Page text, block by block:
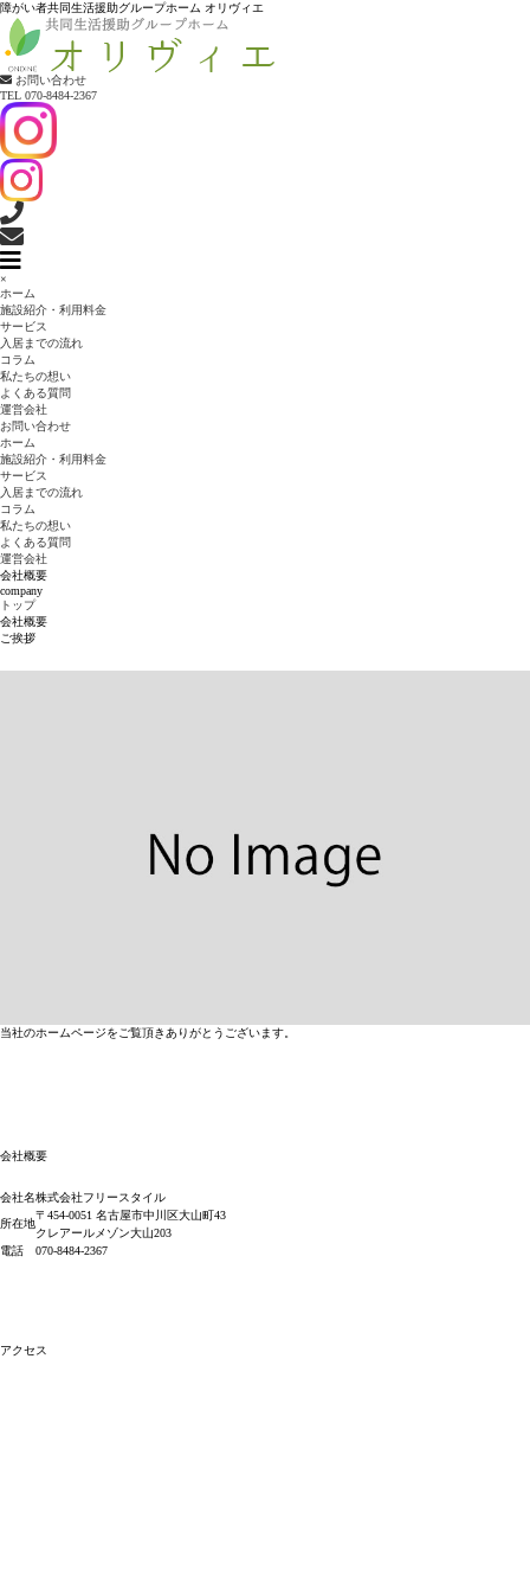
障がい者共同生活援助グループホーム オリヴィエ
お問い合わせ
TEL 070-8484-2367
×
ホーム
施設紹介・利用料金
サービス
入居までの流れ
コラム
私たちの想い
よくある質問
運営会社
お問い合わせ
ホーム
施設紹介・利用料金
サービス
入居までの流れ
コラム
私たちの想い
よくある質問
運営会社
会社概要
company
トップ
会社概要
ご挨拶
当社のホームページをご覧頂きありがとうございます。
会社概要
会社名株式会社フリースタイル
所在地
〒454-0051 名古屋市中川区大山町43
クレアールメゾン大山203
電話
070-8484-2367
アクセス